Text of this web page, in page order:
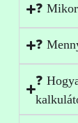
❓
❓
❓